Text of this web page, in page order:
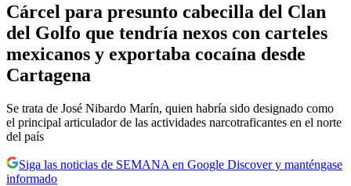
Cárcel para presunto cabecilla del Clan
del Golfo que tendría nexos con carteles
mexicanos y exportaba cocaína desde
Cartagena
Se trata de José Nibardo Marín, quien habría sido designado como
el principal articulador de las actividades narcotraficantes en el norte
del país
Siga las noticias de SEMANA en Google Discover y manténgase
informado